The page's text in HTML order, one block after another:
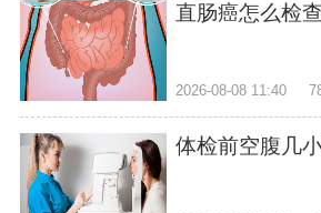
直肠癌怎么检
2026-08-08 11:40
体检前空腹几